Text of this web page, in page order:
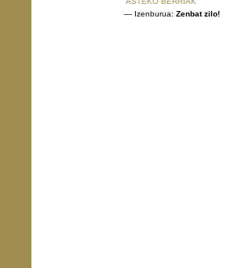
— Izenburua: Zenbat zilo!